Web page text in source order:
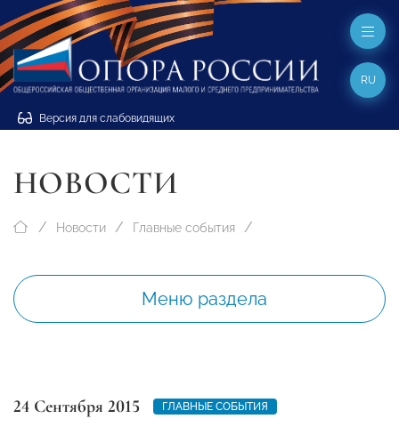
Версия для слабовидящих
RU
НОВОСТИ
Новости Главные события
Меню раздела
24 Сентября 2015 ГЛАВНЫЕ СОБЫТИЯ